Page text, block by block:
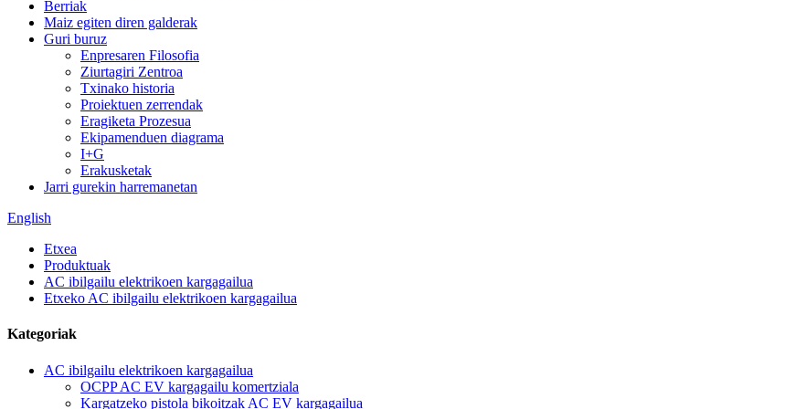
Berriak
Maiz egiten diren galderak
Guri buruz
Enpresaren Filosofia
Ziurtagiri Zentroa
Txinako historia
Proiektuen zerrendak
Eragiketa Prozesua
Ekipamenduen diagrama
I+G
Erakusketak
Jarri gurekin harremanetan
English
Etxea
Produktuak
AC ibilgailu elektrikoen kargagailua
Etxeko AC ibilgailu elektrikoen kargagailua
Kategoriak
AC ibilgailu elektrikoen kargagailua
OCPP AC EV kargagailu komertziala
Kargatzeko pistola bikoitzak AC EV kargagailua